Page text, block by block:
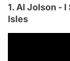
1. Al Jolson -
Isles